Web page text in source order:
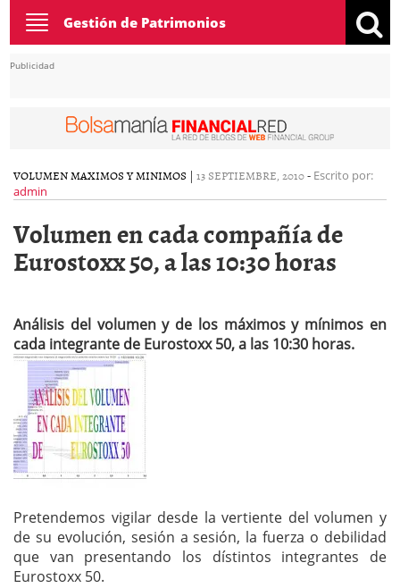
Toggle
navigation
Gestión de Patrimonios
Publicidad
VOLUMEN MAXIMOS Y MINIMOS | 13 SEPTIEMBRE, 2010- Escrito por:
admin
Volumen en cada compañía de
Eurostoxx 50, a las 10:30 horas
Análisis del volumen y de los máximos y mínimos en
cada integrante de Eurostoxx 50, a las 10:30 horas.
Pretendemos vigilar desde la vertiente del volumen y
de su evolución, sesión a sesión, la fuerza o debilidad
que van presentando los dístintos integrantes de
Eurostoxx 50.